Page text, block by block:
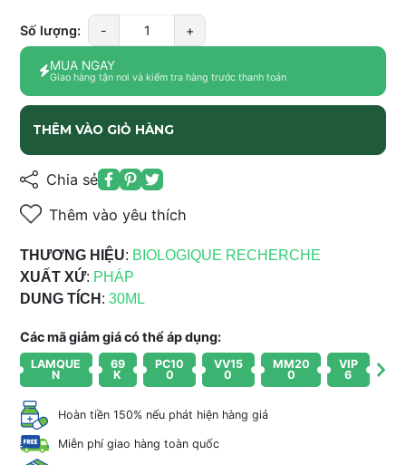
Số lượng: - +
MUA NGAY
Giao hàng tận nơi và kiểm tra hàng trước thanh toán
THÊM VÀO GIỎ HÀNG
Chia sẻ
Thêm vào yêu thích
THƯƠNG HIỆU: BIOLOGIQUE RECHERCHE
XUẤT XỨ: PHÁP
DUNG TÍCH: 30ML
Các mã giảm giá có thể áp dụng:
LAMQUE
N
69
K
PC10
0
VV15
0
MM20
0
VIP
6
Hoàn tiền 150% nếu phát hiện hàng giả
Miễn phí giao hàng toàn quốc